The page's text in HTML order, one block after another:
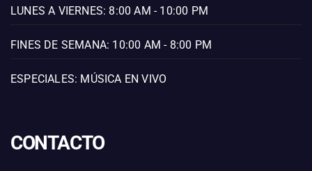
LUNES A VIERNES: 8:00 AM - 10:00 PM
FINES DE SEMANA: 10:00 AM - 8:00 PM
ESPECIALES: MÚSICA EN VIVO
CONTACTO